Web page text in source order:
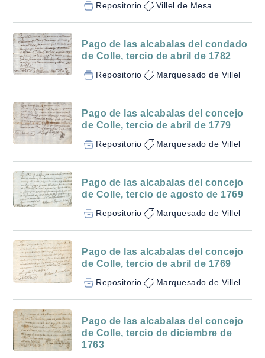
Repositorio Villel de Mesa
Pago de las alcabalas del condado
de Colle, tercio de abril de 1782
Repositorio Marquesado de Villel
Pago de las alcabalas del concejo
de Colle, tercio de abril de 1779
Repositorio Marquesado de Villel
Pago de las alcabalas del concejo
de Colle, tercio de agosto de 1769
Repositorio Marquesado de Villel
Pago de las alcabalas del concejo
de Colle, tercio de abril de 1769
Repositorio Marquesado de Villel
Pago de las alcabalas del concejo
de Colle, tercio de diciembre de
1763